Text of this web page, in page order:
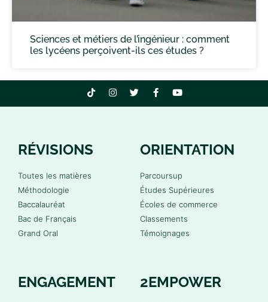
Sciences et métiers de l’ingénieur : comment
les lycéens perçoivent-ils ces études ?
RÉVISIONS
Toutes les matières
Méthodologie
Baccalauréat
Bac de Français
Grand Oral
ORIENTATION
Parcoursup
Études Supérieures
Écoles de commerce
Classements
Témoignages
ENGAGEMENT 2EMPOWER